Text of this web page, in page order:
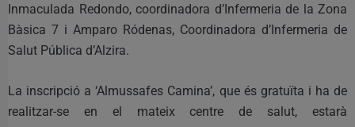
Inmaculada Redondo, coordinadora d’Infermeria de la Zona
Bàsica 7 i Amparo Ródenas, Coordinadora d’Infermeria de
Salut Pública d’Alzira.
La inscripció a ‘Almussafes Camina’, que és gratuïta i ha de
realitzar-se en el mateix centre de salut, estarà